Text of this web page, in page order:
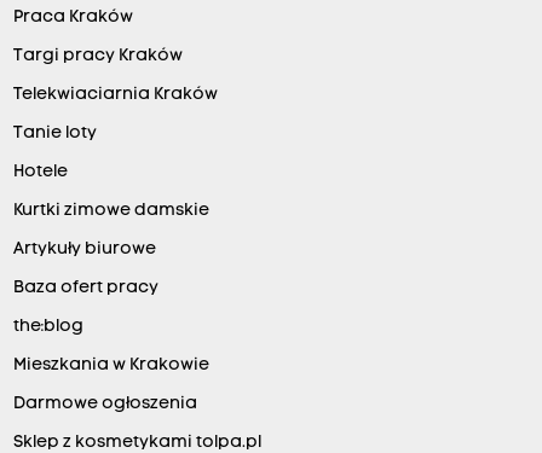
Praca Kraków
Targi pracy Kraków
Telekwiaciarnia Kraków
Tanie loty
Hotele
Kurtki zimowe damskie
Artykuły biurowe
Baza ofert pracy
the:blog
Mieszkania w Krakowie
Darmowe ogłoszenia
Sklep z kosmetykami tolpa.pl